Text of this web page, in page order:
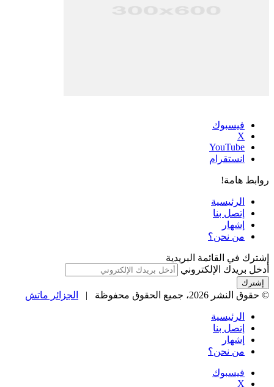
فيسبوك
‫X
‫YouTube
انستقرام
روابط هامة!
الرئيسية
إتصل بنا
إشهار
من نحن؟
إشترك في القائمة البريدية
أدخل بريدك الإلكتروني
© حقوق النشر 2026، جميع الحقوق محفوظة | الجزائر ماتش
الرئيسية
إتصل بنا
إشهار
من نحن؟
فيسبوك
‫X